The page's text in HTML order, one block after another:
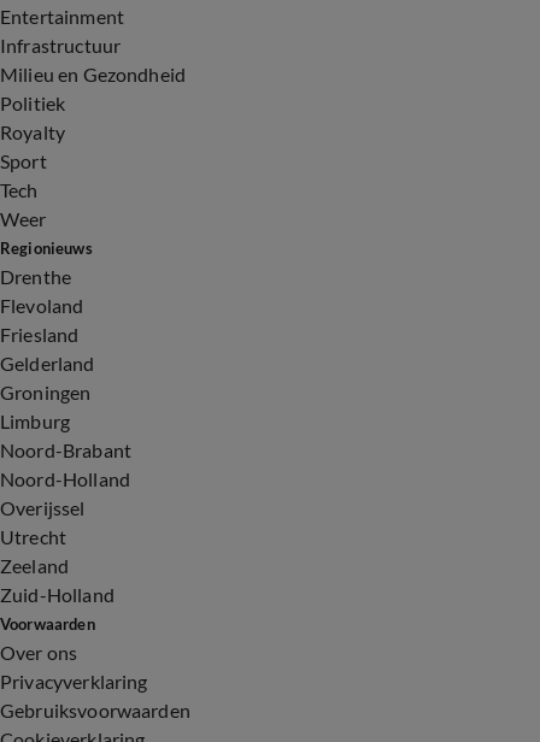
Entertainment
Infrastructuur
Milieu en Gezondheid
Politiek
Royalty
Sport
Tech
Weer
Regionieuws
Drenthe
Flevoland
Friesland
Gelderland
Groningen
Limburg
Noord-Brabant
Noord-Holland
Overijssel
Utrecht
Zeeland
Zuid-Holland
Voorwaarden
Over ons
Privacyverklaring
Gebruiksvoorwaarden